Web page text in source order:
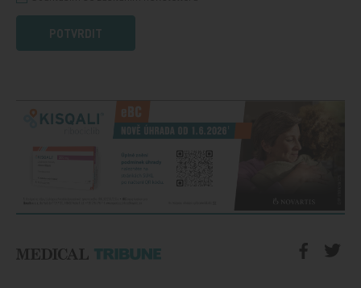
POTVRDIT